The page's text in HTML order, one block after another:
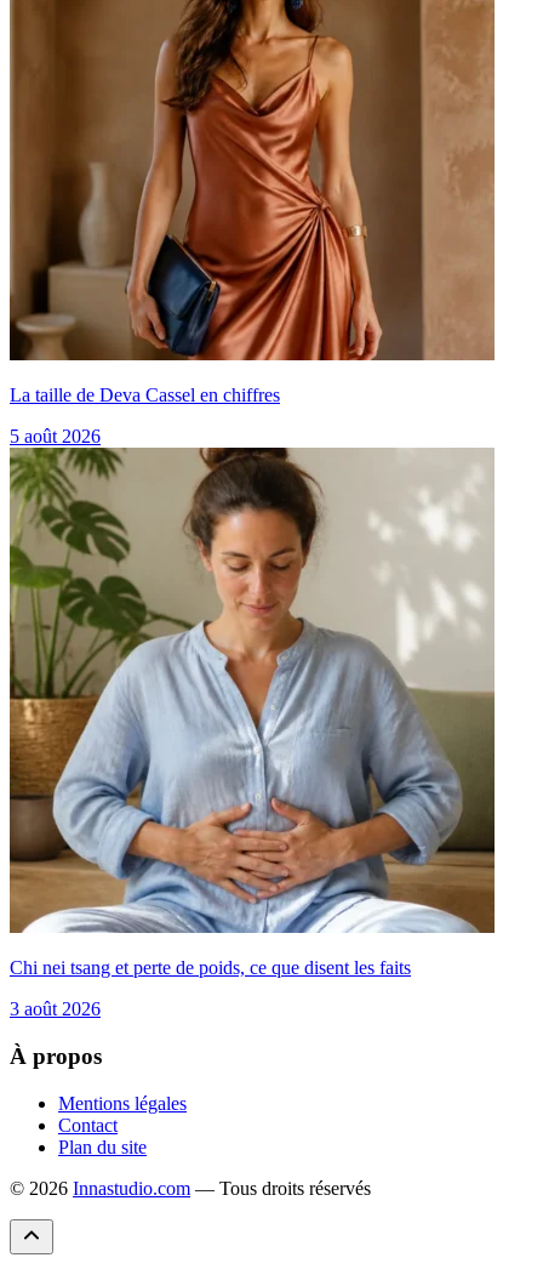
La taille de Deva Cassel en chiffres
5 août 2026
Chi nei tsang et perte de poids, ce que disent les faits
3 août 2026
À propos
Mentions légales
Contact
Plan du site
© 2026 Innastudio.com — Tous droits réservés